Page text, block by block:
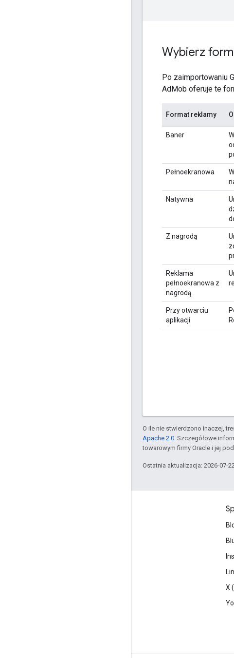
Wybierz
Po zaimportowaniu
AdMob oferuje te
Format reklamy
Baner
Pełnoekranowa
Natywna
Z nagrodą
Reklama
pełnoekranowa z
nagrodą
Przy otwarciu
aplikacji
O ile nie stwierdzono inaczej,
Apache 2.0 . Szczegółowe
towarowym firmy Oracle i jej
Ostatnia aktualizacja: 2026-07-22
X